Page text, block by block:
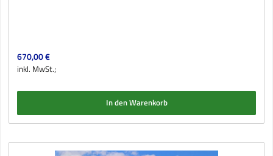
Regulärer Preis:
670,00 €
inkl. MwSt.;
In den Warenkorb